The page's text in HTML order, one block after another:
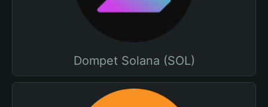
Dompet Solana (SOL)